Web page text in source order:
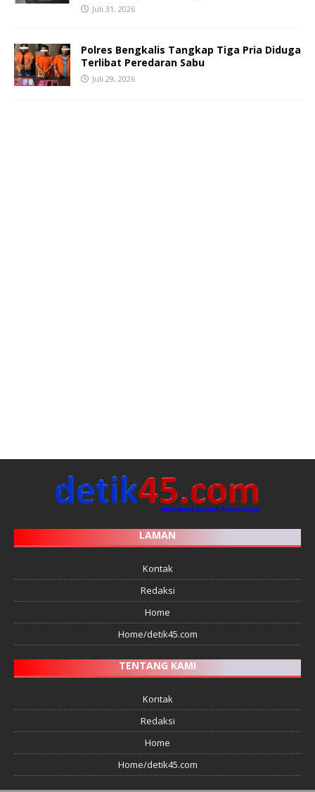
Juli 31, 2026
Polres Bengkalis Tangkap Tiga Pria Diduga
Terlibat Peredaran Sabu
Juli 29, 2026
LAMAN
Kontak
Redaksi
Home
Home/detik45.com
TENTANG KAMI
Kontak
Redaksi
Home
Home/detik45.com